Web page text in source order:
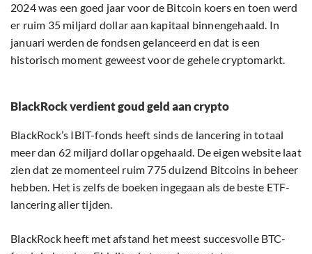
2024 was een goed jaar voor de Bitcoin koers en toen werd
er ruim 35 miljard dollar aan kapitaal binnengehaald. In
januari werden de fondsen gelanceerd en dat is een
historisch moment geweest voor de gehele cryptomarkt.
BlackRock verdient goud geld aan crypto
BlackRock’s IBIT-fonds heeft sinds de lancering in totaal
meer dan 62 miljard dollar opgehaald. De eigen website laat
zien dat ze momenteel ruim 775 duizend Bitcoins in beheer
hebben. Het is zelfs de boeken ingegaan als de beste ETF-
lancering aller tijden.
BlackRock heeft met afstand het meest succesvolle BTC-